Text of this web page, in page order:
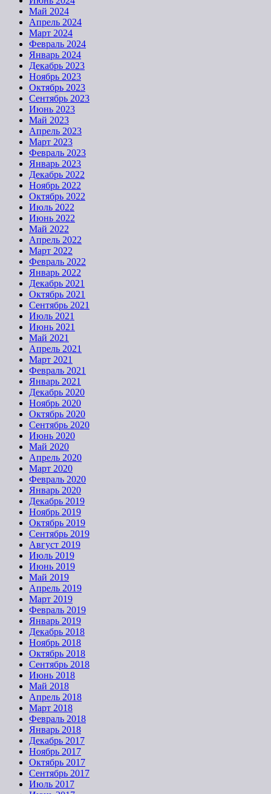
Май 2024
Апрель 2024
Март 2024
Февраль 2024
Январь 2024
Декабрь 2023
Ноябрь 2023
Октябрь 2023
Сентябрь 2023
Июнь 2023
Май 2023
Апрель 2023
Март 2023
Февраль 2023
Январь 2023
Декабрь 2022
Ноябрь 2022
Октябрь 2022
Июль 2022
Июнь 2022
Май 2022
Апрель 2022
Март 2022
Февраль 2022
Январь 2022
Декабрь 2021
Октябрь 2021
Сентябрь 2021
Июль 2021
Июнь 2021
Май 2021
Апрель 2021
Март 2021
Февраль 2021
Январь 2021
Декабрь 2020
Ноябрь 2020
Октябрь 2020
Сентябрь 2020
Июнь 2020
Май 2020
Апрель 2020
Март 2020
Февраль 2020
Январь 2020
Декабрь 2019
Ноябрь 2019
Октябрь 2019
Сентябрь 2019
Август 2019
Июль 2019
Июнь 2019
Май 2019
Апрель 2019
Март 2019
Февраль 2019
Январь 2019
Декабрь 2018
Ноябрь 2018
Октябрь 2018
Сентябрь 2018
Июнь 2018
Май 2018
Апрель 2018
Март 2018
Февраль 2018
Январь 2018
Декабрь 2017
Ноябрь 2017
Октябрь 2017
Сентябрь 2017
Июль 2017